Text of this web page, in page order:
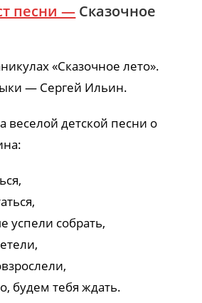
песни — Сказочное
«Сказочное лето».
— Сергей Ильин.
веселой детской песни о
собрать,
будем тебя ждать.